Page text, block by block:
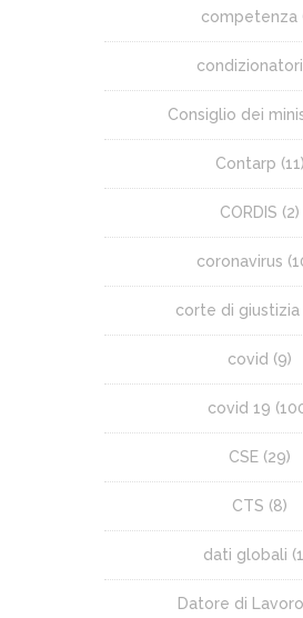
competenza
condizionatori
Consiglio dei
Contarp (11)
CORDIS (2)
coronavirus
corte di giustizia
covid (9)
covid 19
CSE (29)
CTS (8)
dati globali
Datore di Lavoro